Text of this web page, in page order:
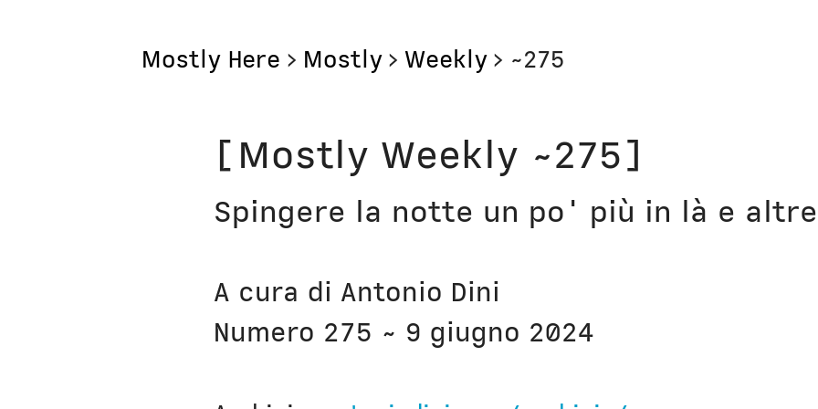
Mostly Here > Mostly > Weekly > ~275
Mostly
Mostly Friends
Mostly Weekly
Storie
Aerei
Orologi
Bottega
Corsi
Unicatt
[Mostly Weekly ~275]
Spingere la notte un po' più in là e
A cura di Antonio Dini
Numero 275 ~ 9 giugno 2024